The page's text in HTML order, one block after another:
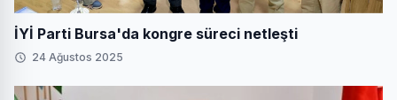
İYİ Parti Bursa'da kongre süreci netleşti
24 Ağustos 2025